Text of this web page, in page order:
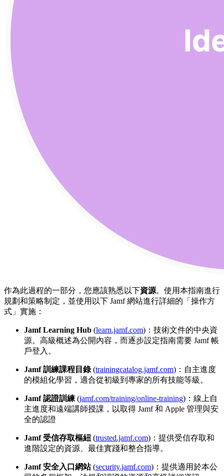
作為此過程的一部分，您應該熟悉以下資源。使用本指南進行
規劃和策略制定，並使用以下 Jamf 網站進行詳細的「操作方
式」實施：
Jamf Learning Hub (learn.jamf.com)：技術文件的中央資
源。高級概述為公開內容，而逐步設定指南需要 Jamf 帳
戶登入。
Jamf 訓練課程目錄(trainingcatalog.jamf.com)：自主進度
的模組化學習，適合從初級到專家的所有技能等級。
Jamf 認證訓練 (jamf.com/training/online-training)：線上自
主進度和遠端講師授課，以取得 Jamf 和 Apple 管理與安
全的認證
Jamf 受信存取樞紐 (trusted.jamf.com)：提供受信存取和
進階設定的資源、最佳實踐和整合指導。
Jamf 安全入口網站(security.jamf.com)：提供適用於本公